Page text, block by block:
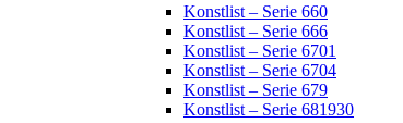
Konstlist – Serie 660
Konstlist – Serie 666
Konstlist – Serie 6701
Konstlist – Serie 6704
Konstlist – Serie 679
Konstlist – Serie 681930